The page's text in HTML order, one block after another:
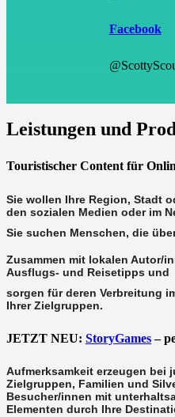
Facebook
Leistungen und
Touristischer Content für
Sie wollen Ihre Region, Stadt
den sozialen Medien oder im
Sie suchen Menschen, die
Zusammen mit lokalen Autor/
Ausflugs- und Reisetipps und
sorgen für deren Verbreitung
Ihrer Zielgruppen.
JETZT NEU: StoryGames–
Aufmerksamkeit erzeugen bei
Zielgruppen, Familien und
Besucher/innen mit
Elementen durch Ihre